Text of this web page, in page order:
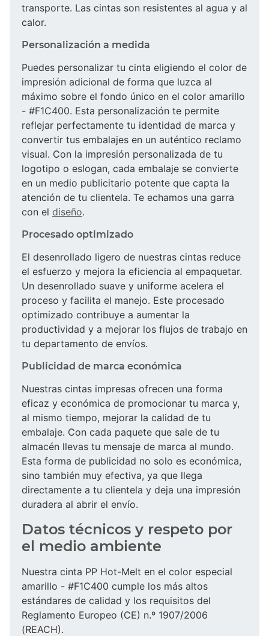
transporte. Las cintas son resistentes al agua y al
calor.
Personalización a medida
Puedes personalizar tu cinta eligiendo el color de
impresión adicional de forma que luzca al
máximo sobre el fondo único en el color amarillo
- #F1C400. Esta personalización te permite
reflejar perfectamente tu identidad de marca y
convertir tus embalajes en un auténtico reclamo
visual. Con la impresión personalizada de tu
logotipo o eslogan, cada embalaje se convierte
en un medio publicitario potente que capta la
atención de tu clientela. Te echamos una garra
con el diseño.
Procesado optimizado
El desenrollado ligero de nuestras cintas reduce
el esfuerzo y mejora la eficiencia al empaquetar.
Un desenrollado suave y uniforme acelera el
proceso y facilita el manejo. Este procesado
optimizado contribuye a aumentar la
productividad y a mejorar los flujos de trabajo en
tu departamento de envíos.
Publicidad de marca económica
Nuestras cintas impresas ofrecen una forma
eficaz y económica de promocionar tu marca y,
al mismo tiempo, mejorar la calidad de tu
embalaje. Con cada paquete que sale de tu
almacén llevas tu mensaje de marca al mundo.
Esta forma de publicidad no solo es económica,
sino también muy efectiva, ya que llega
directamente a tu clientela y deja una impresión
duradera al abrir el envío.
Datos técnicos y respeto por
el medio ambiente
Nuestra cinta PP Hot-Melt en el color especial
amarillo - #F1C400 cumple los más altos
estándares de calidad y los requisitos del
Reglamento Europeo (CE) n.º 1907/2006
(REACH).